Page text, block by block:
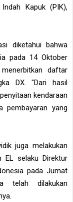
Kapuk (PIK),
diketahui bahwa
pada 14 Oktober
daftar
DX. "Dari hasil
kendaraan
pembayaran yang
juga melakukan
EL selaku Direktur
pada Jumat
telah dilakukan